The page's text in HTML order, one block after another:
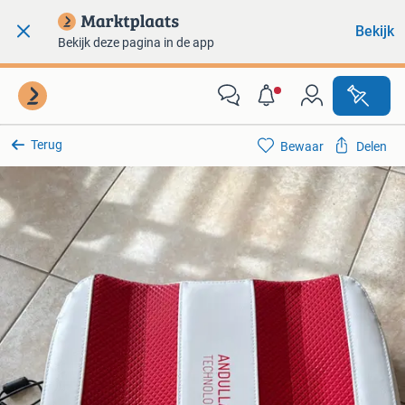
Bekijk deze pagina in de app
Bekijk
Terug Bewaar Delen